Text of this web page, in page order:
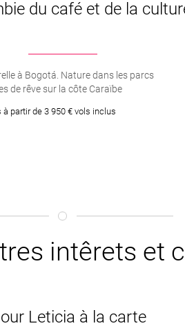
du café et de la
à Bogotá. Nature dans les parcs
de rêve sur la côte Caraïbe
partir de 3 950 € vols inclus
intêrets et
Leticia à la carte